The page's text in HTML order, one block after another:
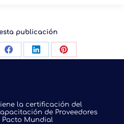
publicación
CompartirCompartirCompartir
la certificación del
de Proveedores
Pacto Mundial